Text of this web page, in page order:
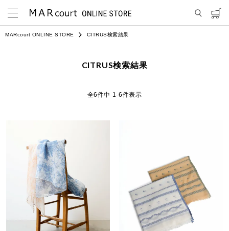
MARcourt ONLINE STORE CITRUS検索結果
CITRUS検索結果
6件中 1-6件表示